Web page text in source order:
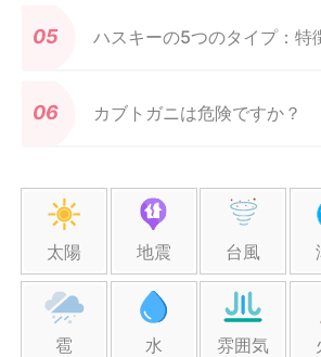
ハスキーの5つのタイプ：特
カブトガニは危険ですか？
太陽 地震 台風
雹 水 雰囲気